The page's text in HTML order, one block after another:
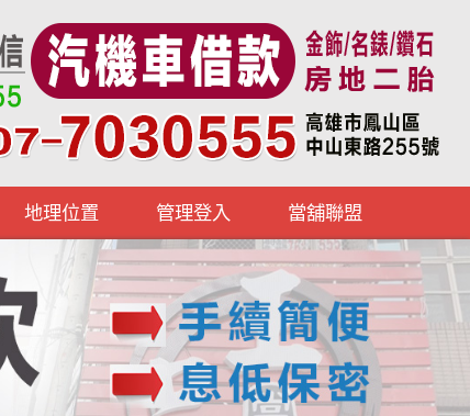
地理位置 管理登入 當舖聯盟